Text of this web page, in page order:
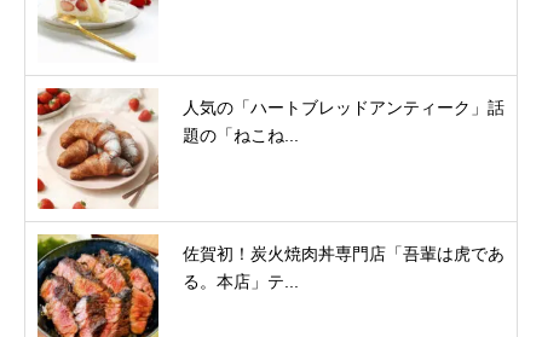
人気の「ハートブレッドアンティーク」話
題の「ねこね...
佐賀初！炭火焼肉丼専門店「吾輩は虎であ
る。本店」テ...